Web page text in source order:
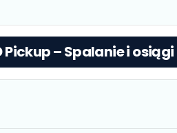
Pickup – Spalanie i osiągi